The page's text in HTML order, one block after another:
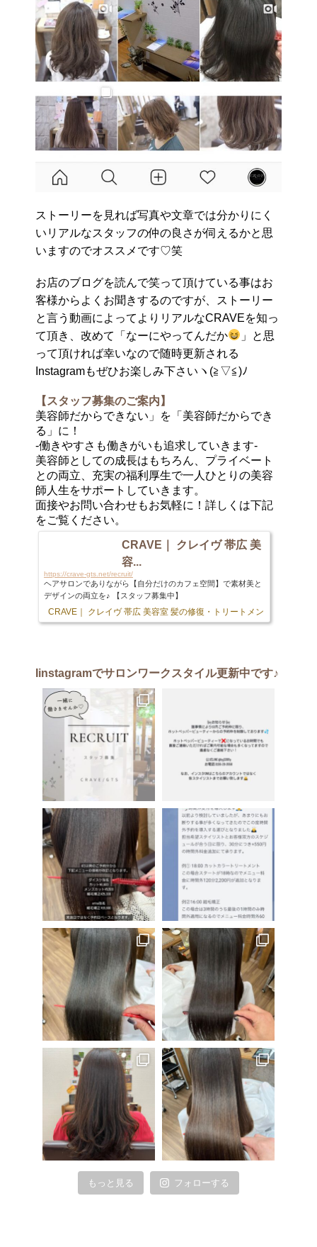
ストーリーを見れば写真や文章では分かりにく
いリアルなスタッフの仲の良さが伺えるかと思
いますのでオススメです♡笑
お店のブログを読んで笑って頂けている事はお
客様からよくお聞きするのですが、ストーリー
と言う動画によってよりリアルなCRAVEを知っ
て頂き、改めて「なーにやってんだか
」と思
って頂ければ幸いなので随時更新される
Instagramもぜひお楽しみ下さいヽ(≧▽≦)ﾉ
【スタッフ募集のご案内】
美容師だからできない」を「美容師だからでき
る」に！
-働きやすさも働きがいも追求していきます-
美容師としての成長はもちろん、プライベート
との両立、充実の福利厚生で一人ひとりの美容
師人生をサポートしていきます。
面接やお問い合わせもお気軽に！詳しくは下記
をご覧ください。
CRAVE｜ クレイヴ 帯広 美
容...
https://crave-gts.net/recruit/
ヘアサロンでありながら【自分だけのカフェ空間】で素材美と
デザインの両立を♪ 【スタッフ募集中】
CRAVE｜ クレイヴ 帯広 美容室 髪の修復・トリートメント専門店
Iinstagramでサロンワークスタイル更新中です♪
もっと見る フォローする